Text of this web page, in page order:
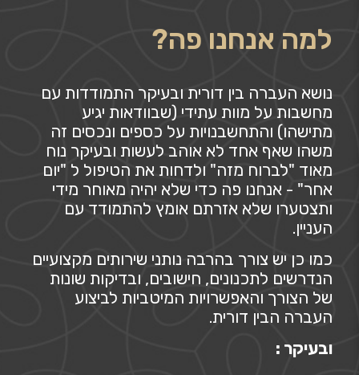
למה אנחנו פה?
נושא העברה בין דורית ובעיקר התמודדות עם
מחשבות על מוות עתידי (שבוודאות יגיע
מתישהו) והתחשבנויות על כספים ונכסים זה
משהו שאף אחד לא אוהב לעשות ובעיקר נוח
מאוד "לברוח מזה" ולדחות את הטיפול ל "יום
אחר" - אנחנו פה כדי שלא יהיה מאוחר מידי
ותצטערו שלא אזרתם אומץ להתמודד עם
העניין.
כמו כן יש צורך בהרבה נותני שירותים מקצועיים
הנדרשים לתכנונים, חישובים, ובדיקות שונות
של הצורך והאפשרויות המיטביות לביצוע
העברה הבין דורית.
ובעיקר :